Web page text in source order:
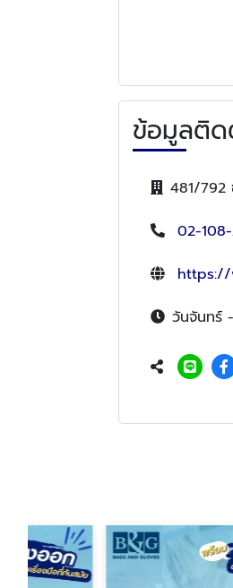
ข้อมูลติ
481/792
02-
https://
วันจันทร์